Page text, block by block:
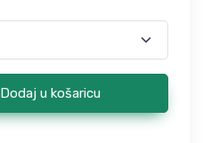
Dodaj u košaricu